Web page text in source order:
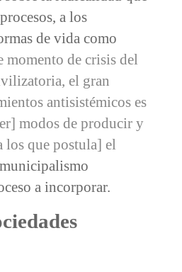
a los
de vida como
momento de crisis del
el gran
antisistémicos es
modos de producir y
que postula] el
a incorporar.